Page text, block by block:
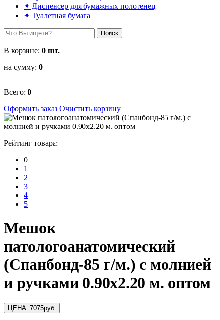
✦ Диспенсер для бумажных полотенец
✦ Туалетная бумага
Поиск
В корзине: 0 шт.
на сумму: 0
Всего: 0
Оформить заказ Очистить корзину
Рейтинг товара:
0
1
2
3
4
5
Мешок
патологоанатомический
(Спанбонд-85 г/м.) с молнией
и ручками 0.90х2.20 м. оптом
ЦЕНА: 7075руб.